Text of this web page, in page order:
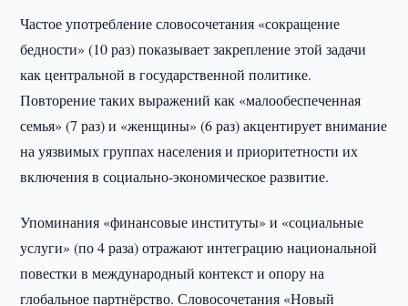
Частое употребление словосочетания «сокращение
бедности» (10 раз) показывает закрепление этой задачи
как центральной в государственной политике.
Повторение таких выражений как «малообеспеченная
семья» (7 раз) и «женщины» (6 раз) акцентирует внимание
на уязвимых группах населения и приоритетности их
включения в социально-экономическое развитие.
Упоминания «финансовые институты» и «социальные
услуги» (по 4 раза) отражают интеграцию национальной
повестки в международный контекст и опору на
глобальное партнёрство. Словосочетания «Новый